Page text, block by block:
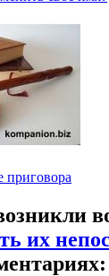
приговора
их